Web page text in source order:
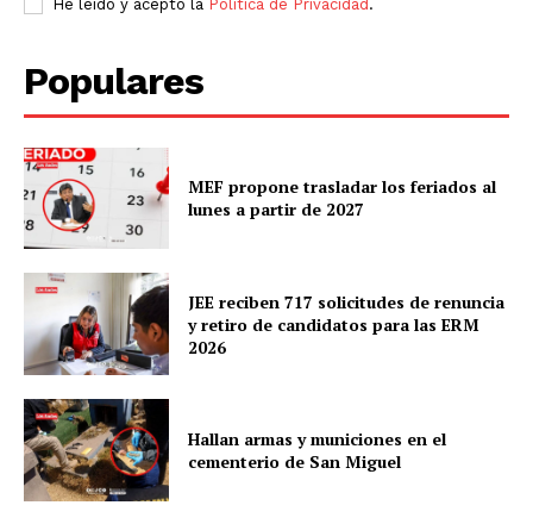
He leído y acepto la Política de Privacidad .
Populares
MEF propone trasladar los feriados al
lunes a partir de 2027
JEE reciben 717 solicitudes de renuncia
y retiro de candidatos para las ERM
2026
Hallan armas y municiones en el
cementerio de San Miguel